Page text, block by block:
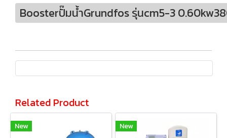
Boosterปั๊มน้ำGrundfos รุ่นcm5-3
Related Product
New New